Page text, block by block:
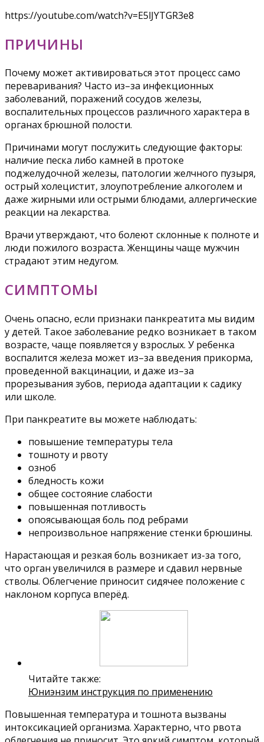
https://youtube.com/watch?v=E5lJYTGR3e8
ПРИЧИНЫ
Почему может активироваться этот процесс само
переваривания? Часто из–за инфекционных
заболеваний, поражений сосудов железы,
воспалительных процессов различного характера в
органах брюшной полости.
Причинами могут послужить следующие факторы:
наличие песка либо камней в протоке
поджелудочной железы, патологии желчного пузыря,
острый холецистит, злоупотребление алкоголем и
даже жирными или острыми блюдами, аллергические
реакции на лекарства.
Врачи утверждают, что болеют склонные к полноте и
люди пожилого возраста. Женщины чаще мужчин
страдают этим недугом.
СИМПТОМЫ
Очень опасно, если признаки панкреатита мы видим
у детей. Такое заболевание редко возникает в таком
возрасте, чаще появляется у взрослых. У ребенка
воспалится железа может из–за введения прикорма,
проведенной вакцинации, и даже из–за
прорезывания зубов, периода адаптации к садику
или школе.
При панкреатите вы можете наблюдать:
повышение температуры тела
тошноту и рвоту
озноб
бледность кожи
общее состояние слабости
повышенная потливость
опоясывающая боль под ребрами
непроизвольное напряжение стенки брюшины.
Нарастающая и резкая боль возникает из-за того,
что орган увеличился в размере и сдавил нервные
стволы. Облегчение приносит сидячее положение с
наклоном корпуса вперёд.
Читайте также:
Юниэнзим инструкция по применению
Повышенная температура и тошнота вызваны
интоксикацией организма. Характерно, что рвота